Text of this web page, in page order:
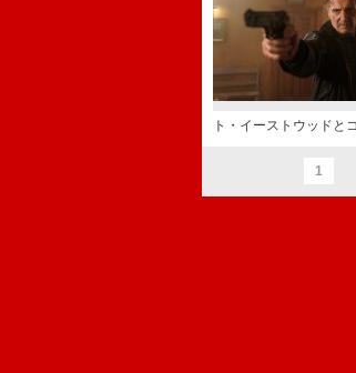
ト・イーストウッドと
1